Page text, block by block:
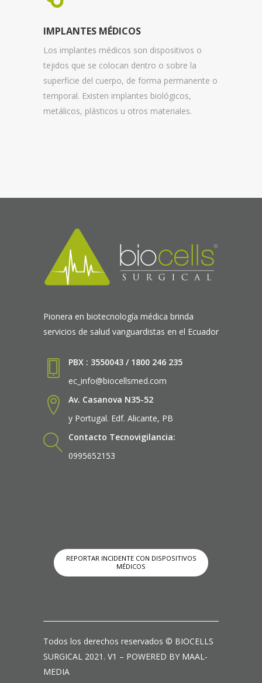
IMPLANTES MÉDICOS
Los implantes médicos son dispositivos o
tejidos que se colocan dentro o sobre la
superficie del cuerpo, de forma permanente o
temporal. Existen implantes biológicos,
metálicos, plásticos u otros materiales.
Pionera en biotecnología médica brinda
servicios de salud vanguardistas en el Ecuador
PBX : 3550043 / 1800 246 235
ec_info@biocellsmed.com
Av. Casanova N35-52
y Portugal. Edf. Alicante, PB
Contacto Tecnovigilancia:
0995652153
REPORTAR INCIDENTE CON DISPOSITIVOS
MÉDICOS
Todos los derechos reservados © BIOCELLS
SURGICAL 2021. V1 – POWERED BY MAAL-
MEDIA